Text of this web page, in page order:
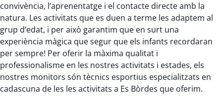
convivència, l’aprenentatge i el contacte directe amb la
natura. Les activitats que es duen a terme les adaptem al
grup d’edat, i per això garantim que en surt una
experiència màgica que segur que els infants recordaran
per sempre! Per oferir la màxima qualitat i
professionalisme en les nostres activitats i estades, els
nostres monitors són tècnics esportius especialitzats en
cadascuna de les les activitats a Es Bòrdes que oferim.